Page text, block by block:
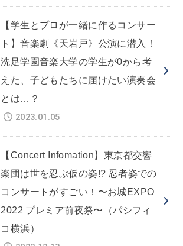
【学生とプロが一緒に作るコンサー
ト】音楽劇《天岩戸》公演に潜入！
洗足学園音楽大学の学生が0から考
えた、子どもたちに届けたい演奏会
とは…？
2023.01.05
【Concert Infomation】東京都交響
楽団は世を忍ぶ仮の姿!? 忍者姿での
コンサートがすごい！〜お城EXPO
2022 プレミア前夜祭〜（パシフィ
コ横浜）